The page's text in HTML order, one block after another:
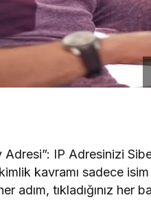
Adresi”: IP Adresinizi
kavramı sadece
adım, tıkladığınız